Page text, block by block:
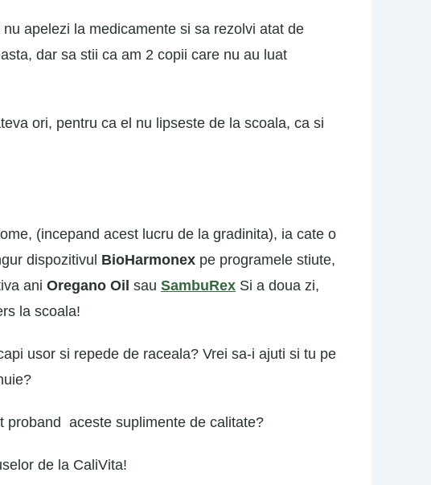
apelezi la medicamente si sa rezolvi atat de
dar sa stii ca am 2 copii care nu au luat
ori, pentru ca el nu lipseste de la scoala, ca si
(incepand acest lucru de la gradinita), ia cate o
dispozitivul BioHarmonex pe programele stiute,
ani Oregano Oil sau SambuRex Si a doua zi,
la scoala!
usor si repede de raceala? Vrei sa-i ajuti si tu pe
proband aceste suplimente de calitate?
de la CaliVita!